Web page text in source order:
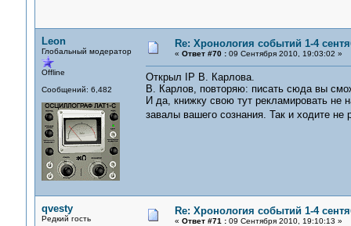
Leon
Глобальный модератор
Offline
Сообщений: 6,482
Re: Хронология событий 1-4
« Ответ #70 :09 Сентября 2010, 19:03:02 »
Открыл IP В. Карлова.
В. Карлов, повторяю: писать сюда вы
И да, книжку свою тут рекламировать
завалы вашего сознания. Так и ходите не
qvesty
Редкий гость
Re: Хронология событий 1-4
« Ответ #71 :09 Сентября 2010, 19:10:13 »